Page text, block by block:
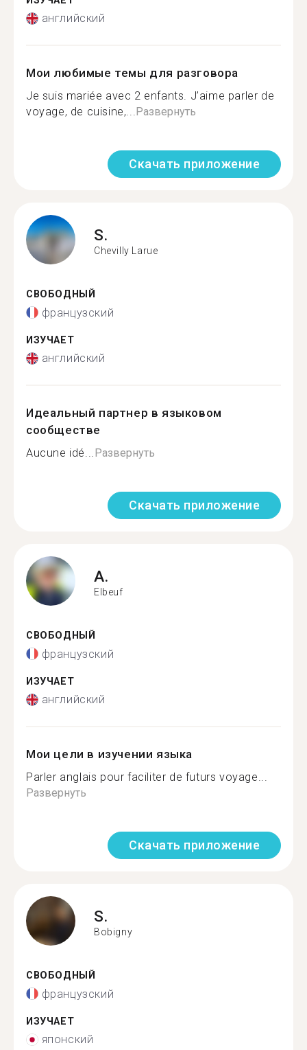
английский
Мои любимые темы для разговора
Je suis mariée avec 2 enfants. J’aime parler de
voyage, de cuisine,...Развернуть
Скачать приложение
S.
Chevilly Larue
СВОБОДНЫЙ
французский
ИЗУЧАЕТ
английский
Идеальный партнер в языковом
сообществе
Aucune idé...Развернуть
Скачать приложение
A.
Elbeuf
СВОБОДНЫЙ
французский
ИЗУЧАЕТ
английский
Мои цели в изучении языка
Parler anglais pour faciliter de futurs voyage...
Развернуть
Скачать приложение
S.
Bobigny
СВОБОДНЫЙ
французский
ИЗУЧАЕТ
японский